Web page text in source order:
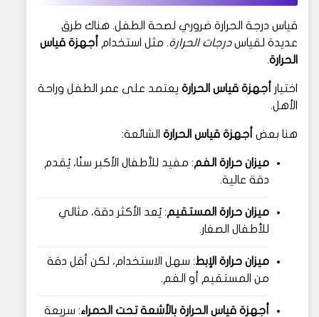
قياس درجة الحرارة ضروري لصحة الطفل. هناك طرق
عديدة لقياسدرجات الحرارة. مثل استخدام
أجهزة قياس
الحرارة.
اختيار أجهزة قياس الحرارة يعتمد على عمر الطفل وراحة
الأهل.
هنا بعض أجهزة قياس الحرارة الشائعة:
ميزان حرارة الفم: مفيد للأطفال الأكبر سنًا، يُقدم
دقة عالية.
ميزان حرارة المستقيم: يُعد الأكثر دقة، مثالي
للأطفال الصغار.
ميزان حرارة الإبط: سهل الاستخدام، لكن أقل دقة
من المستقيم أو الفم.
أجهزة قياس الحرارة بالأشعة تحت الحمراء: سريعة